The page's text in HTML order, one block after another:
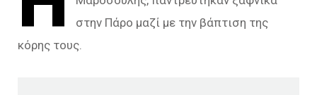
στην Πάρο μαζί με την βάπτιση της
κόρης τους.